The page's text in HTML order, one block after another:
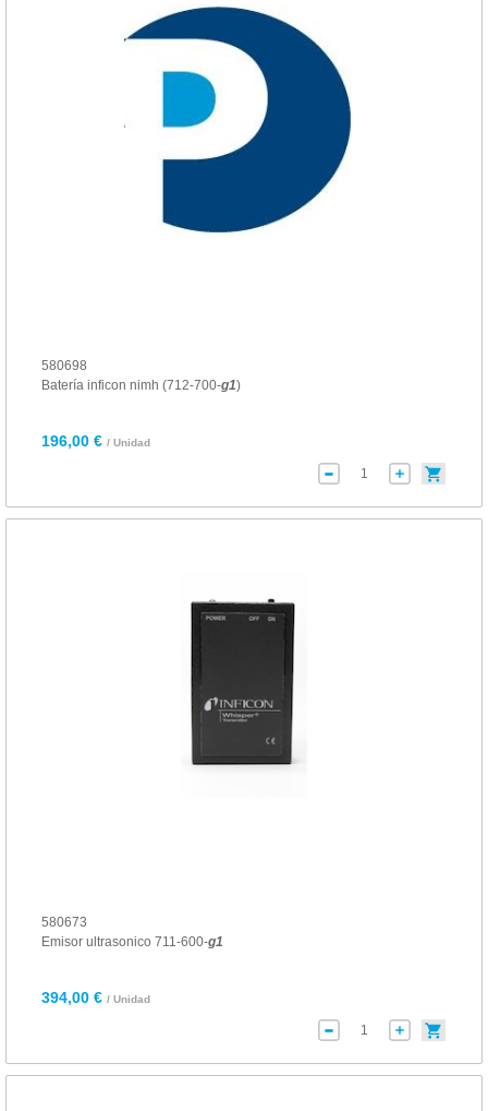
580698
Batería inficon nimh (712-700-g1)
196,00 € / Unidad
580673
Emisor ultrasonico 711-600-g1
394,00 € / Unidad